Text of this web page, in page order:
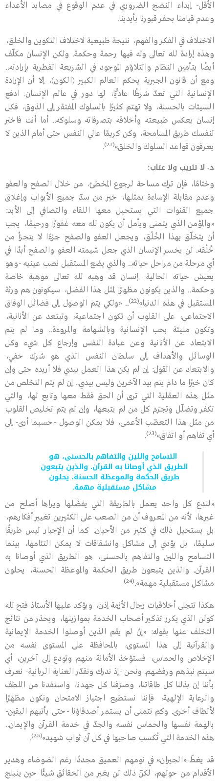
الأقل- إبداء النضج الضروري في عدم الوقوع في مصايد الأعداء
وعدم قيامنا بحفر قبورنا بأيدينا.
الاختلاف في الفكر والفهم، نتيجة طبيعية لاختلاف التكوين والخلق،
وهذه إرادة ﷲ تعالى وله فيها رحمة وحكمة. ولكن الإنسان مكلّف
أيضًا بتأمين النظام والتلاؤم الموجود في الشريعة الفطرية بإرادته..
ومع أن قانون الجبرية يحكم العالم الكبير (الكون)، إلا أن الإرادة
الإنسانية التي تعدّ شرطًا عاديًّا، لها دور في عالم الإنسان. ادفع
السيئات بالحسنة، ولا تهتم كثيرًا بالسلوك المفتقر إلى الذوق، فكل
إنسان يعكس طبيعته وأخلاقه بتصرفاته وسلوكه.. أما أنت فاختر
لنفسك طريق المسامحة، وكن كريمًا عالي النفس حتى أمام الذين لا
يعرفون قواعد السلوك والخلق»(21)
.
د- لا تثريب ولا عتاب:
وختامًا، فإن ترك مساحة لرجوع المخطئ، من خلال الصفح والعفو
وعدم مقابلة الإساءة بمثلها، خير من سدّ جميع الأبواب وإغلاق
جميع القنوات التي يستحيل معها اللقاء والتصافي إلى الأبد:
«والمؤمن الذي يتمنى ويأمل أن يكون ﷲ معه غفورًا ورحيمًا، يجب
أن يتخلّق بهذا الخُلُق، ويجعل العفو والصفح جزءًا لا يتجزأ من
خُلُقه. لن يخسر الإنسان الذي جعل شيمته العفو والصفح أبدًا في
أي مرحلة من مراحل حياته.. والذي يضع المستقبل نصب عينيه -وهو
يعيش حياته الحالية- إنسان قد وهبه ﷲ تعالى موهبة خاصة
وحكمة.. والذين يكونون مظهرًا لمثل هذا الفضل، سيكونون هم ورثة
المستقبل في هذه الدنيا»(22)
.. «ولكي يتم الوصول إلى فضائل الوفاق
الاجتماعي، على القلوب أن تكون اجتماعية، وتبتعد عن الأنانية،
وتكون مليئة بحب الإنسانية وبالشهامة والمروءة.. وما لم يتم
الابتعاد عن الأنانية وعن عبادة النفس وإرجاع كل شيء وكل
الوسائل والأهداف إلى سلطان النفس الذي هو شرك خفي،
والابتعاد عن القول: إن لم يكن هذا العمل بيدي فلا أريده حتى وإن
كان خيرًا ما دام يتم بيد الآخرين وليس بيدي.. إن لم يتم التخلص من
مثل هذه العقلية التي ترى أن الحق فقط معها وتابع لها، والتي
تكفّر وتضلّل وتجرّم كل من لم يتبعها، وإن لم يتم تخليص القلوب
من مثل هذا التعصّب الأعمى، فلا يمكن الوصول -حسبما أرى- إلى
أي تفاهم أو اتفاق»(23)
.
التسامح واللين والتفاهم بالحسنى، هو
الطريق الذي أوصانا به القرآن. والذين يتبعون
طريق الحكمة والموعظة الحسنة، يحلون
مشاكل مستقبلية مهمة.
«لندع كل واحد يعمل بالطريقة التي يفضّلها ويراها أصلح من
غيرها، لأنه من المعروف أن من الصعب على الكثيرين تغيير أفكارهم،
بل يستحيل ذلك في كثير من الأحيان. كما أن الإجبار ليس طريقًا
سليمًا، بل يؤدي إلى مشاكل وانشقاقات لا يمكن التئامها، بينما
التسامح واللين والتفاهم بالحسنى، هو الطريق الذي أوصانا به
القرآن. والذين يتبعون طريق الحكمة والموعظة الحسنة، يحلون
مشاكل مستقبلية مهمة».(24)
هكذا تتجلى أخلاقيات رجال الأزمة إذن، ويؤكد عليها الأستاذ فتح ﷲ
كولن الذي يكرر تذكير أصحاب الخدمة بموازينها، ويحذر من نتائج
التخلف عنها بقوله: «إنْ لم يقم الذين أوصلوا الخدمة الإيمانية
والقرآنية إلى هذا المستوى، بالمحافظة على المستوى نفسه من
الإخلاص والحماس، فستؤخذ الأمانة منهم وتودع إلى آخرين، أي
سيتم نبذهم ورفضهم. ونحن -إذ ندرك ونقدّر العناية الربانية- نعرف
بأننا إن بذلنا كل طاقاتنا، وصرَفنا كل جهدنا، واستفدنا من اللطف
والرعاية الإلهية، فإننا نستطيع اجتياز الامتحان ونكون مظهَرًا
لألطاف أخرى. وكم نتمنى أن يستمر أصدقاؤنا -حتى يأتيهم اليقين-
بالهمة نفسها والحماس نفسه والجدّ في خدمة القرآن والإيمان..
هذه الخدمة التي تُكسب صاحبها في كل آن ثواب شهيد»(25)
.
قد يغطّ «الجيران» في نومهم العميق مجددًا رغم الضوضاء وهدير
الأقدام من حولهم، لكنّ ذلك لن يغير من الحقائق شيئًا حين ينبلج